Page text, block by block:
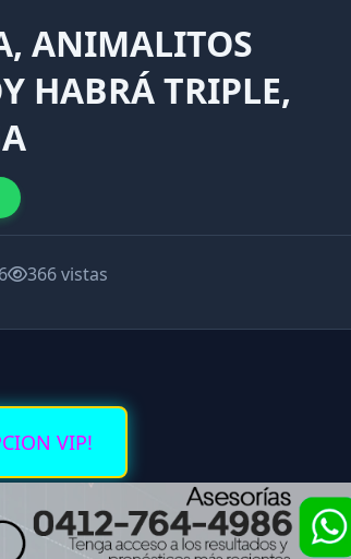
ANIMALITOS
HABRÁ TRIPLE,
366 vistas
VIP!